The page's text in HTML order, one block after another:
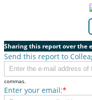
Sharing this report over the
Send this report to
commas.
Enter your email:*